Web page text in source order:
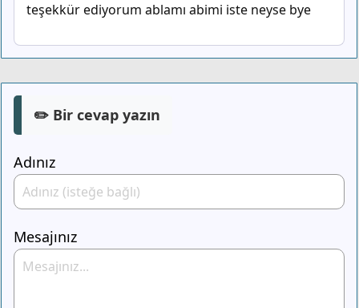
teşekkür ediyorum ablamı abimi iste neyse bye
✏️ Bir cevap yazın
Adınız
Mesajınız